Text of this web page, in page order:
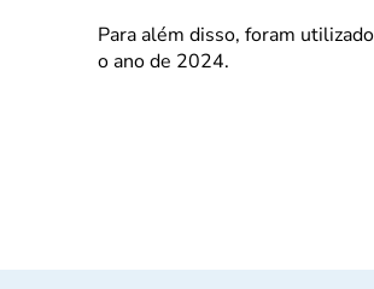
Para além disso, foram
o ano de 2024.